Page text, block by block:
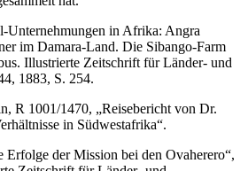
Unternehmungen in Afrika: Angra
im Damara-Land. Die Sibango-Farm
Illustrierte Zeitschrift für Länder- und
1883, S. 254.
R 1001/1470, „Reisebericht von Dr.
in Südwestafrika“.
Erfolge der Mission bei den Ovaherero“,